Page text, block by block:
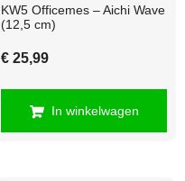
KW5 Officemes – Aichi Wave
(12,5 cm)
€ 25,99
In winkelwagen